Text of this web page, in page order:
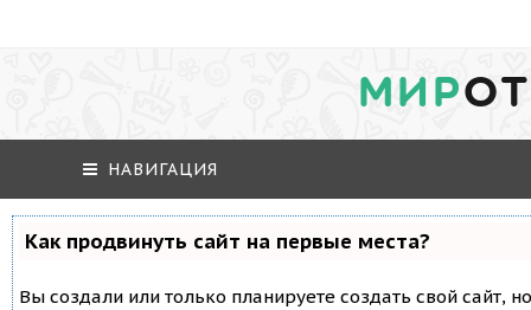
МИР
НАВИГАЦИЯ
Как продвинуть сайт на первые места?
Вы создали или только планируете создать свой сайт,